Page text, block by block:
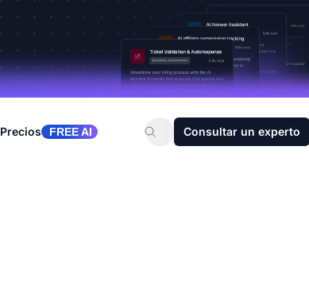
Precios FREE AI Consultar un experto